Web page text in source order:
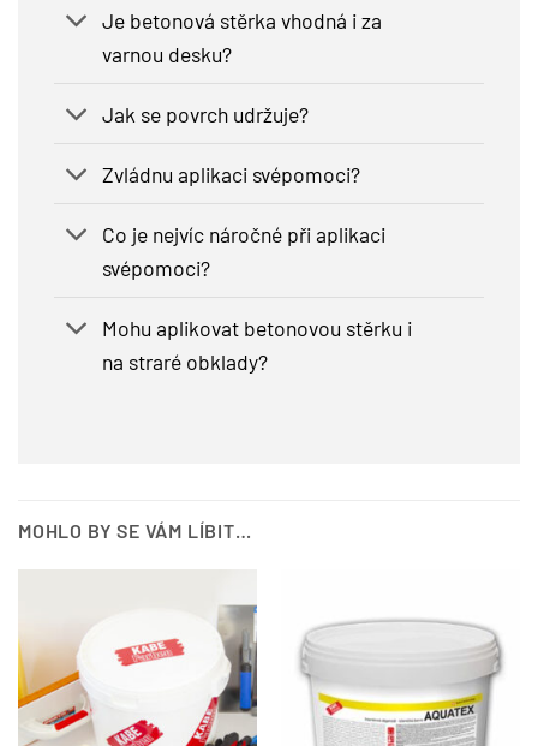
Je betonová stěrka vhodná i za
varnou desku?
Jak se povrch udržuje?
Zvládnu aplikaci svépomoci?
Co je nejvíc náročné při aplikaci
svépomoci?
Mohu aplikovat betonovou stěrku i
na straré obklady?
MOHLO BY SE VÁM LÍBIT…